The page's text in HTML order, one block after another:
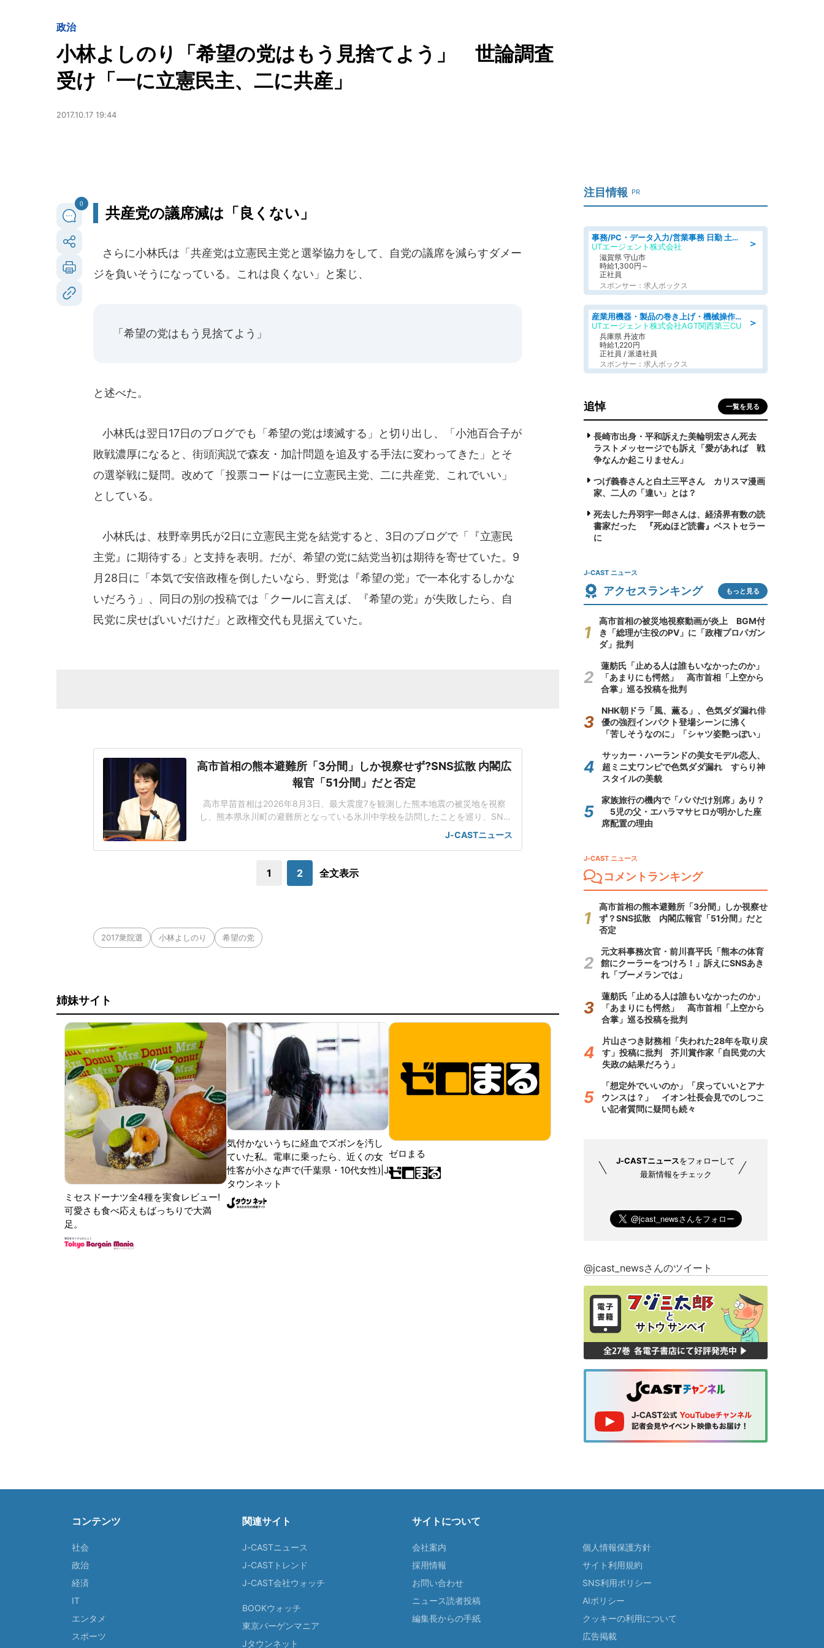
政治
小林よしのり「希望の党はもう見捨てよう」 世論調査
受け「一に立憲民主、二に共産」
2017.10.17 19:44
0
共産党の議席減は「良くない」
さらに小林氏は「共産党は立憲民主党と選挙協力をして、自党の議席を減らすダメー
ジを負いそうになっている。これは良くない」と案じ、
「希望の党はもう見捨てよう」
と述べた。
小林氏は翌日17日のブログでも「希望の党は壊滅する」と切り出し、「小池百合子が
敗戦濃厚になると、街頭演説で森友・加計問題を追及する手法に変わってきた」とそ
の選挙戦に疑問。改めて「投票コードは一に立憲民主党、二に共産党、これでいい」
としている。
小林氏は、枝野幸男氏が2日に立憲民主党を結党すると、3日のブログで「『立憲民
主党』に期待する」と支持を表明。だが、希望の党に結党当初は期待を寄せていた。9
月28日に「本気で安倍政権を倒したいなら、野党は『希望の党』で一本化するしかな
いだろう」、同日の別の投稿では「クールに言えば、『希望の党』が失敗したら、自
民党に戻せばいいだけだ」と政権交代も見据えていた。
高市首相の熊本避難所「3分間」しか視察せず?SNS拡散 内閣広
報官「51分間」だと否定
高市早苗首相は2026年8月3日、最大震度7を観測した熊本地震の被災地を視察
し、熊本県氷川町の避難所となっている氷川中学校を訪問したことを巡り、SNS
上では、高市氏がわずか「3分間」しか滞在しなかったという情報が拡散してい
る。これに対し、内閣広報官の公式Xアカウントは4日、事実と全く異なる情報が
学校の滞在時間が「3分間」だと
J-CASTニュース
1 2 全文表示
2017衆院選 小林よしのり 希望の党
姉妹サイト
ミセスドーナツ全4種を実食レビュー!
可愛さも食べ応えもばっちりで大満
足。
気付かないうちに経血でズボンを汚し
ていた私。電車に乗ったら、近くの女
性客が小さな声で(千葉県・10代女性)|J
タウンネット
ゼロまる
注目情報 PR
＞
事務/PC・データ入力/営業事務 日勤 土日休み 船舶用のエンジンを扱う会社 総合事務
UTエージェント株式会社
滋賀県 守山市
時給1,300円～
正社員
スポンサー：求人ボックス
＞
産業用機器・製品の巻き上げ・機械操作・材料補充/寮完備/日勤/日払い/工場・製造
UTエージェント株式会社AGT関西第三CU
兵庫県 丹波市
時給1,220円
正社員 / 派遣社員
スポンサー：求人ボックス
追悼 一覧を見る
長崎市出身・平和訴えた美輪明宏さん死去
ラストメッセージでも訴え「愛があれば 戦
争なんか起こりません」
つげ義春さんと白土三平さん カリスマ漫画
家、二人の「違い」とは？
死去した丹羽宇一郎さんは、経済界有数の読
書家だった 『死ぬほど読書』ベストセラー
に
J-CAST ニュース
アクセスランキング もっと見る
高市首相の被災地視察動画が炎上 BGM付
き「総理が主役のPV」に「政権プロパガン
ダ」批判
蓮舫氏「止める人は誰もいなかったのか」
「あまりにも愕然」 高市首相「上空から
合掌」巡る投稿を批判
NHK朝ドラ「風、薫る」、色気ダダ漏れ俳
優の強烈インパクト登場シーンに沸く
「苦しそうなのに」「シャツ姿艶っぽい」
サッカー・ハーランドの美女モデル恋人、
超ミニ丈ワンピで色気ダダ漏れ すらり神
スタイルの美貌
家族旅行の機内で「パパだけ別席」あり？
5児の父・エハラマサヒロが明かした座
席配置の理由
J-CAST ニュース
コメントランキング
高市首相の熊本避難所「3分間」しか視察せ
ず？SNS拡散 内閣広報官「51分間」だと
否定
元文科事務次官・前川喜平氏「熊本の体育
館にクーラーをつけろ！」訴えにSNSあき
れ「ブーメランでは」
蓮舫氏「止める人は誰もいなかったのか」
「あまりにも愕然」 高市首相「上空から
合掌」巡る投稿を批判
片山さつき財務相「失われた28年を取り戻
す」投稿に批判 芥川賞作家「自民党の大
失政の結果だろう」
「想定外でいいのか」「戻っていいとアナ
ウンスは？」 イオン社長会見でのしつこ
い記者質問に疑問も続々
J-CASTニュースをフォローして
最新情報をチェック
@jcast_newsさんのツイート
コンテンツ
社会
政治
経済
IT
エンタメ
スポーツ
関連サイト
J-CASTニュース
J-CASTトレンド
J-CAST会社ウォッチ
BOOKウォッチ
東京バーゲンマニア
Jタウンネット
サイトについて
会社案内
採用情報
お問い合わせ
ニュース読者投稿
編集長からの手紙
個人情報保護方針
サイト利用規約
SNS利用ポリシー
AIポリシー
クッキーの利用について
広告掲載